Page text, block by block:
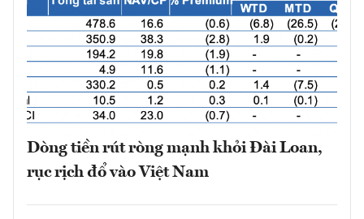
Dòng tiền rút ròng mạnh khỏi Đài Loan,
rục rịch đổ vào Việt Nam